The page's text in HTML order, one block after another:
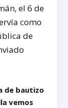
el 6 de
como
de
de bautizo
vemos